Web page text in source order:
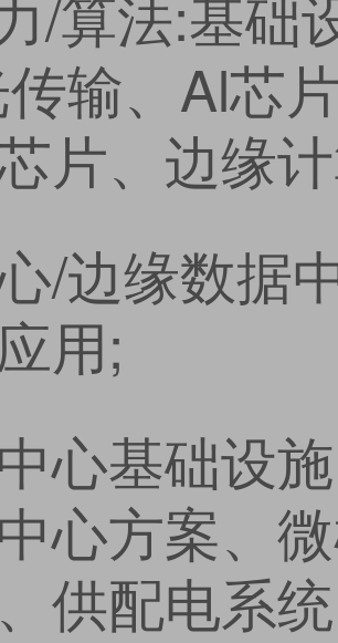
/算法:基础
输、Al芯
片、边缘
/边缘数据
用;
心基础设
心方案、
供配电系